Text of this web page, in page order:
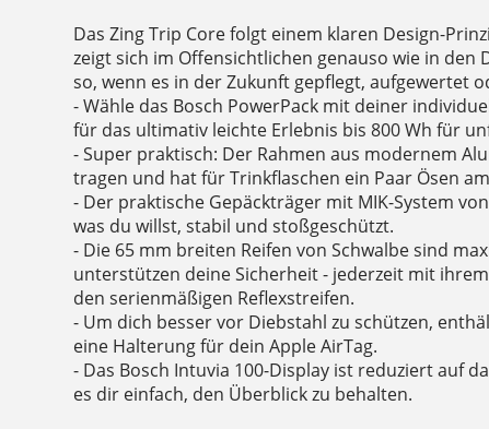
Das Zing Trip Core folgt einem klaren Design-
zeigt sich im Offensichtlichen genauso wie in den
so, wenn es in der Zukunft gepflegt, aufgewertet
- Wähle das Bosch PowerPack mit deiner
für das ultimativ leichte Erlebnis bis 800 Wh für
- Super praktisch: Der Rahmen aus modernem
tragen und hat für Trinkflaschen ein Paar Ösen
- Der praktische Gepäckträger mit MIK-System
was du willst, stabil und stoßgeschützt.
- Die 65 mm breiten Reifen von Schwalbe sind
unterstützen deine Sicherheit - jederzeit mit
den serienmäßigen Reflexstreifen.
- Um dich besser vor Diebstahl zu schützen,
eine Halterung für dein Apple AirTag.
- Das Bosch Intuvia 100-Display ist reduziert auf
es dir einfach, den Überblick zu behalten.